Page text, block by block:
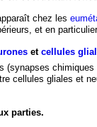
chez les
et en
etcellules
(synapses
cellules gliales et
parties.